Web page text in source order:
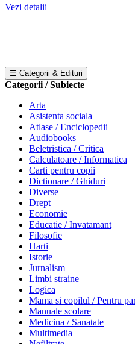
Vezi detalii
☰ Categorii & Edituri
Categorii / Subiecte
Arta
Asistenta sociala
Atlase / Enciclopedii
Audiobooks
Beletristica / Critica
Calculatoare / Informatica
Carti pentru copii
Dictionare / Ghiduri
Diverse
Drept
Economie
Educatie / Invatamant
Filosofie
Harti
Istorie
Jurnalism
Limbi straine
Logica
Mama si copilul / Pentru
Manuale scolare
Medicina / Sanatate
Multimedia